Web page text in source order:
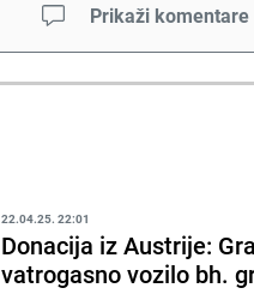
Prikaži komentare
22.04.25. 22:01
Donacija iz Austrije:
vatrogasno vozilo bh.